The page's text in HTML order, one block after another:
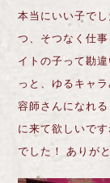
本当にいい子で
つ、そつなく仕
イトの子って勘
っと、ゆるキャ
容師さんになれ
に来て欲しいで
でした！ ありが